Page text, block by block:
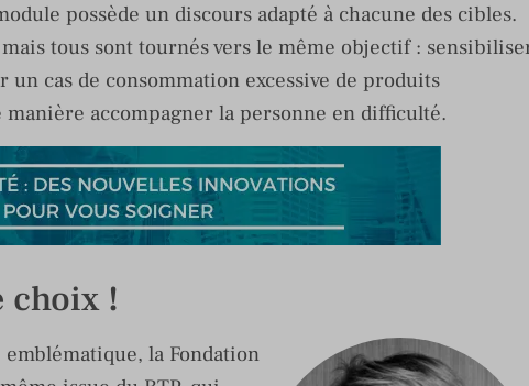
possède un discours adapté à chacune des cibles.
tous sont tournés vers le même objectif :
cas de consommation excessive de produits
manière accompagner la personne en difficulté.
choix !
la Fondation